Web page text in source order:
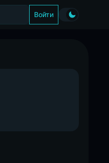
Войти